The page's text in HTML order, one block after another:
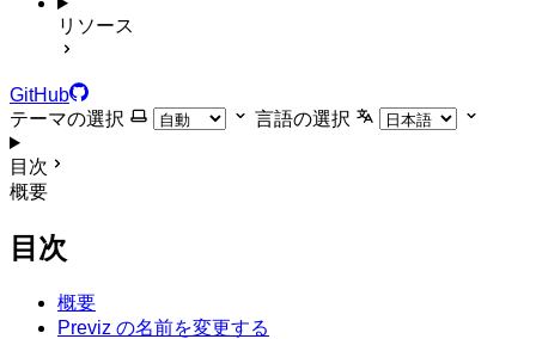
リソース
GitHub
テーマの選択
言語の選択
目次
概要
目次
概要
Previz の名前を変更する